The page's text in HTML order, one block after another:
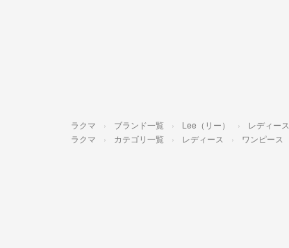
ラクマ ブランド一覧 Lee（リー） レディース
ラクマ カテゴリ一覧 レディース ワンピース